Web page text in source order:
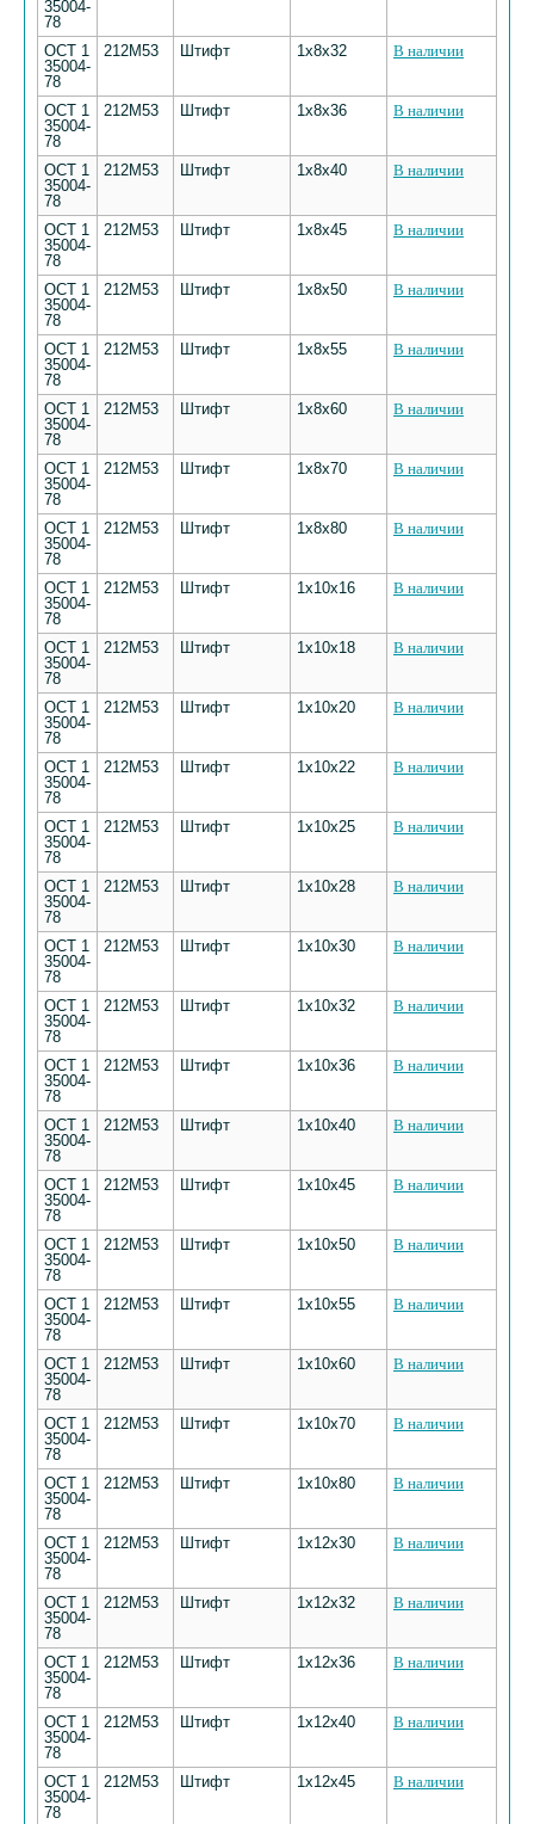
35004-
78
ОСТ 1
35004-
78
212М53 Штифт 1х8х32 В наличии
ОСТ 1
35004-
78
212М53 Штифт 1х8х36 В наличии
ОСТ 1
35004-
78
212М53 Штифт 1х8х40 В наличии
ОСТ 1
35004-
78
212М53 Штифт 1х8х45 В наличии
ОСТ 1
35004-
78
212М53 Штифт 1х8х50 В наличии
ОСТ 1
35004-
78
212М53 Штифт 1х8х55 В наличии
ОСТ 1
35004-
78
212М53 Штифт 1х8х60 В наличии
ОСТ 1
35004-
78
212М53 Штифт 1х8х70 В наличии
ОСТ 1
35004-
78
212М53 Штифт 1х8х80 В наличии
ОСТ 1
35004-
78
212М53 Штифт 1х10х16 В наличии
ОСТ 1
35004-
78
212М53 Штифт 1х10х18 В наличии
ОСТ 1
35004-
78
212М53 Штифт 1х10х20 В наличии
ОСТ 1
35004-
78
212М53 Штифт 1х10х22 В наличии
ОСТ 1
35004-
78
212М53 Штифт 1х10х25 В наличии
ОСТ 1
35004-
78
212М53 Штифт 1х10х28 В наличии
ОСТ 1
35004-
78
212М53 Штифт 1х10х30 В наличии
ОСТ 1
35004-
78
212М53 Штифт 1х10х32 В наличии
ОСТ 1
35004-
78
212М53 Штифт 1х10х36 В наличии
ОСТ 1
35004-
78
212М53 Штифт 1х10х40 В наличии
ОСТ 1
35004-
78
212М53 Штифт 1х10х45 В наличии
ОСТ 1
35004-
78
212М53 Штифт 1х10х50 В наличии
ОСТ 1
35004-
78
212М53 Штифт 1х10х55 В наличии
ОСТ 1
35004-
78
212М53 Штифт 1х10х60 В наличии
ОСТ 1
35004-
78
212М53 Штифт 1х10х70 В наличии
ОСТ 1
35004-
78
212М53 Штифт 1х10х80 В наличии
ОСТ 1
35004-
78
212М53 Штифт 1х12х30 В наличии
ОСТ 1
35004-
78
212М53 Штифт 1х12х32 В наличии
ОСТ 1
35004-
78
212М53 Штифт 1х12х36 В наличии
ОСТ 1
35004-
78
212М53 Штифт 1х12х40 В наличии
ОСТ 1
35004-
78
212М53 Штифт 1х12х45 В наличии